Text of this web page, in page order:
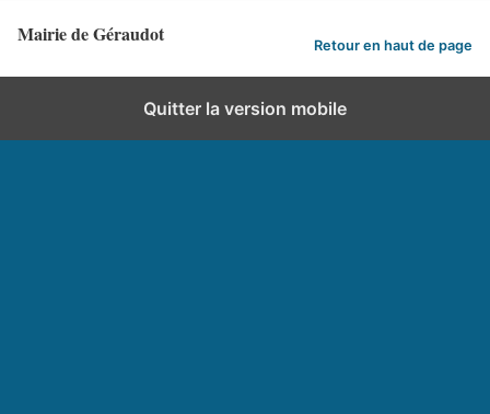
Mairie de Géraudot Retour en haut de page
Quitter la version mobile